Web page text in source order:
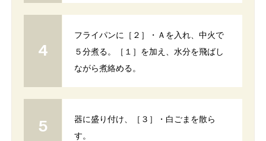
フライパンに［２］・Ａを入れ、中火で
５分煮る。［１］を加え、水分を飛ばし
ながら煮絡める。
器に盛り付け、［３］・白ごまを散ら
す。